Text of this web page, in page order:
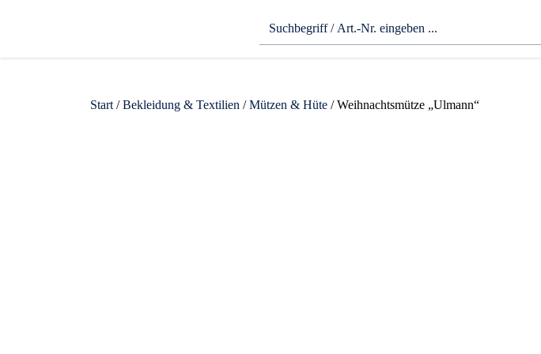
Start /Bekleidung & Textilien /Mützen & Hüte / Weihnachtsmütze „Ulmann“